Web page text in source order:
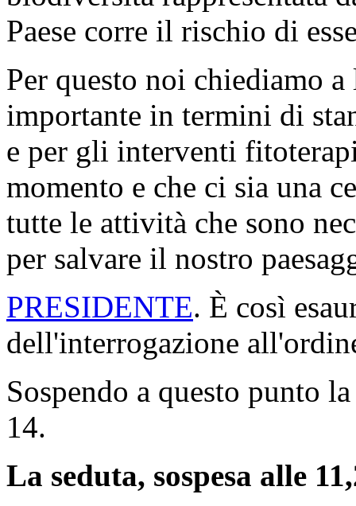
Paese corre il rischio di
Per questo noi chiediamo
importante in termini di
e per gli interventi
momento e che ci sia una
tutte le attività che sono
per salvare il nostro
PRESIDENTE. È così
dell'interrogazione
Sospendo a questo punto
14.
La seduta, sospesa alle